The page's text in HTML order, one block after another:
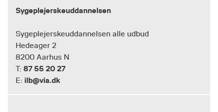
Sygeplejerskeuddannelsen
Sygeplejerskeuddannelsen alle udbud
Hedeager 2
8200 Aarhus N
T: 87 55 20 27
E: ilb@via.dk